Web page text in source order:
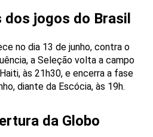
jogos do Brasil
no dia 13 de junho, contra o
a Seleção volta a campo
às 21h30, e encerra a fase
diante da Escócia, às 19h.
da Globo